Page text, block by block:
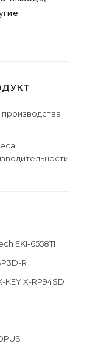
EKI-6558TI
R
X-RP94SD